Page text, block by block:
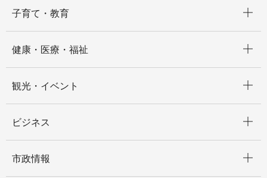
子育て・教育
健康・医療・福祉
観光・イベント
ビジネス
市政情報